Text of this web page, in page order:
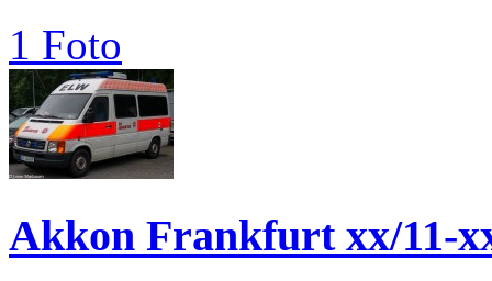
1 Foto
Akkon Frankfurt xx/11-